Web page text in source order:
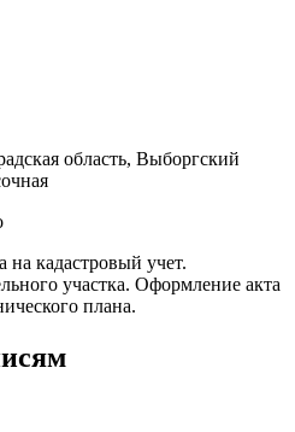
область, Выборгский
на кадастровый учет.
участка. Оформление акта
плана.